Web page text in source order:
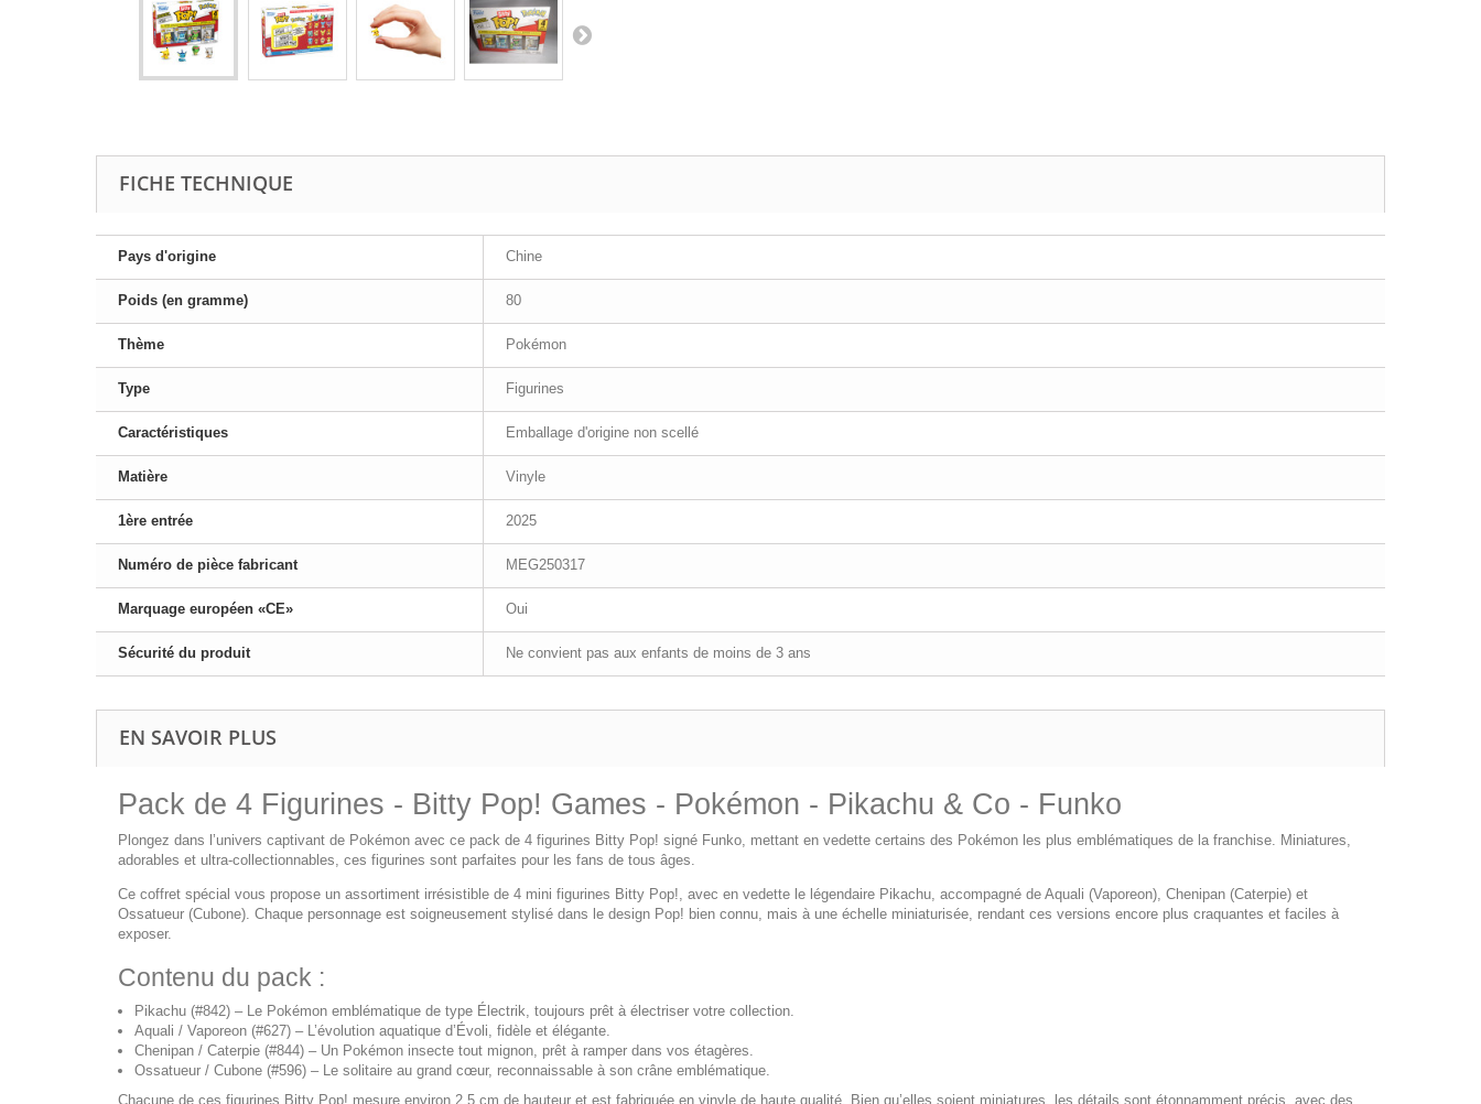
FICHE TECHNIQUE
Pays d'origine Chine
Poids (en gramme) 80
Thème Pokémon
Type Figurines
Caractéristiques Emballage d'origine non scellé
Matière Vinyle
1ère entrée 2025
Numéro de pièce fabricant MEG250317
Marquage européen «CE» Oui
Sécurité du produit Ne convient pas aux enfants de moins de 3 ans
EN SAVOIR PLUS
Pack de 4 Figurines - Bitty Pop! Games - Pokémon - Pikachu & Co - Funko
Plongez dans l’univers captivant de Pokémon avec ce pack de 4 figurines Bitty Pop! signé Funko, mettant en vedette certains des Pokémon les plus emblématiques de la franchise. Miniatures,
adorables et ultra-collectionnables, ces figurines sont parfaites pour les fans de tous âges.
Ce coffret spécial vous propose un assortiment irrésistible de 4 mini figurines Bitty Pop!, avec en vedette le légendaire Pikachu, accompagné de Aquali (Vaporeon), Chenipan (Caterpie) et
Ossatueur (Cubone). Chaque personnage est soigneusement stylisé dans le design Pop! bien connu, mais à une échelle miniaturisée, rendant ces versions encore plus craquantes et faciles à
exposer.
Contenu du pack :
Pikachu (#842) – Le Pokémon emblématique de type Électrik, toujours prêt à électriser votre collection.
Aquali / Vaporeon (#627) – L’évolution aquatique d’Évoli, fidèle et élégante.
Chenipan / Caterpie (#844) – Un Pokémon insecte tout mignon, prêt à ramper dans vos étagères.
Ossatueur / Cubone (#596) – Le solitaire au grand cœur, reconnaissable à son crâne emblématique.
Chacune de ces figurines Bitty Pop! mesure environ 2,5 cm de hauteur et est fabriquée en vinyle de haute qualité. Bien qu’elles soient miniatures, les détails sont étonnamment précis, avec des